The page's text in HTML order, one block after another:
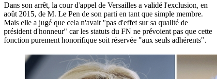
Dans son arrêt, la cour d'appel de Versailles a validé l'exclusion, en
août 2015, de M. Le Pen de son parti en tant que simple membre.
Mais elle a jugé que cela n'avait "pas d'effet sur sa qualité de
président d'honneur" car les statuts du FN ne prévoient pas que cette
fonction purement honorifique soit réservée "aux seuls adhérents".